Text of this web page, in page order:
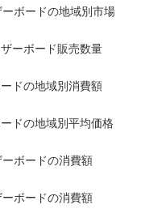
ボードの地域別市場
ーボード販売数量
ドの地域別消費額
ドの地域別平均価格
ボードの消費額
ボードの消費額